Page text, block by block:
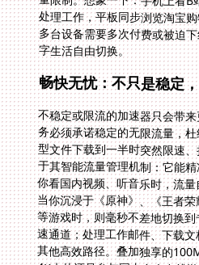
字生活自由切换。
畅快无忧：不只是稳定
不稳定或限流的加速器只会带
务必须承诺稳定的无限流量，
型文件下载到一半时突然限速
于其智能流量管理机制：它能
你看国内视频、听音乐时，流
当你沉浸于《原神》、《王者
等游戏时，则毫秒不差地切换
速通道；处理工作邮件、下载
其他高效路径。叠加独享的
4K大片还是参与国内多人在线